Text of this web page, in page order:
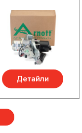
Детайли